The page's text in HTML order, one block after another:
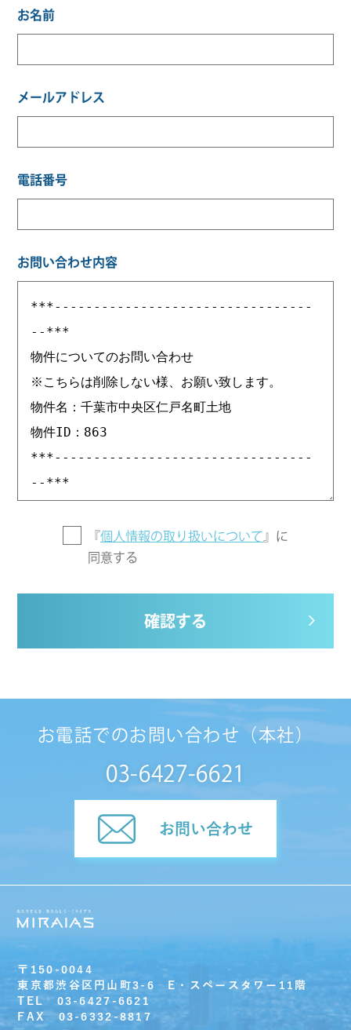
お名前
メールアドレス
電話番号
お問い合わせ内容
『個人情報の取り扱いについて 』に
同意する
確認する
お電話でのお問い合わせ（本社）
03-6427-6621
お問い合わせ
〒150-0044
東京都渋谷区円山町3-6 E・スペースタワー11階
TEL 03-6427-6621
FAX 03-6332-8817